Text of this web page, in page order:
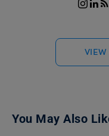
VIEW
You May Also